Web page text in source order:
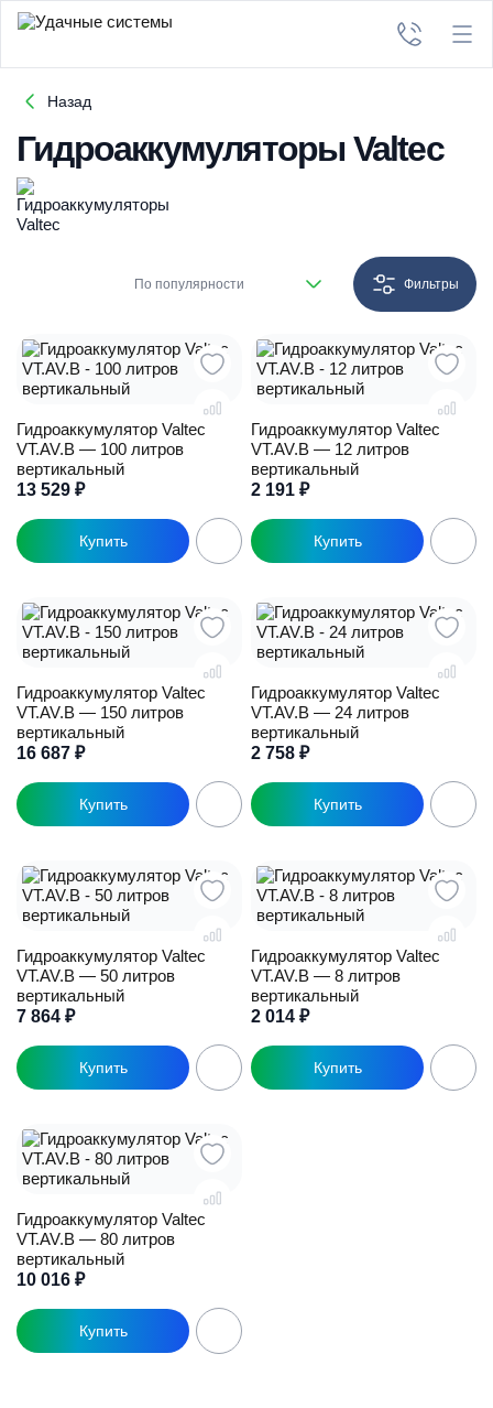
Назад
Гидроаккумуляторы Valtec
По популярности Фильтры
Гидроаккумулятор Valtec
VT.AV.B — 100 литров
вертикальный
13 529 ₽
Гидроаккумулятор Valtec
VT.AV.B — 12 литров
вертикальный
2 191 ₽
Гидроаккумулятор Valtec
VT.AV.B — 150 литров
вертикальный
16 687 ₽
Гидроаккумулятор Valtec
VT.AV.B — 24 литров
вертикальный
2 758 ₽
Гидроаккумулятор Valtec
VT.AV.B — 50 литров
вертикальный
7 864 ₽
Гидроаккумулятор Valtec
VT.AV.B — 8 литров
вертикальный
2 014 ₽
Гидроаккумулятор Valtec
VT.AV.B — 80 литров
вертикальный
10 016 ₽